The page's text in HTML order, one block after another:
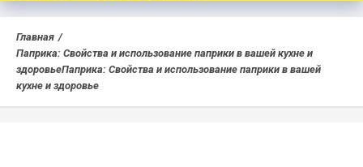
Главная
Паприка: Свойства и использование паприки в вашей кухне и
здоровьеПаприка: Свойства и использование паприки в вашей
кухне и здоровье